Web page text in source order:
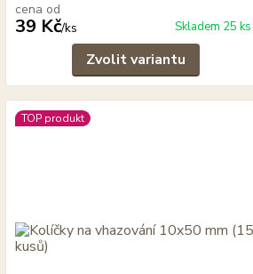
cena od
39 Kč/ks Skladem 25 ks
Zvolit variantu
TOP produkt